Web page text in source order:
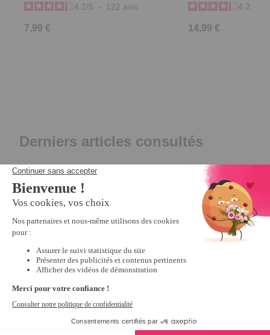
4.2/5 - 122 avis
7,99 €
4.2/
14,99 €
Derniers articles consultés
Lot de 2
tapettes à